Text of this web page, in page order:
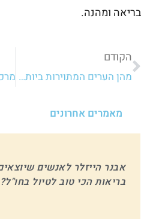
בריאה ומהנה.
הקודם
מהן הערים המתוירות ביותר בעולם?
מאמרים אחרונים
אבנר הייזלר לאנשים
בריאות הכי טוב לטיול בחו"ל?